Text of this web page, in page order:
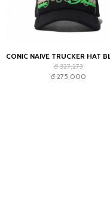
đ 327,273
đ 275,000